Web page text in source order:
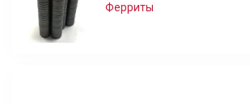
Ферриты